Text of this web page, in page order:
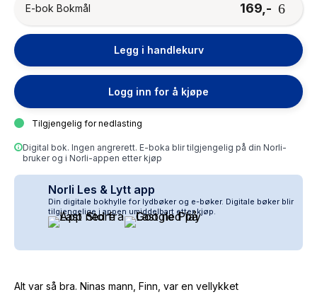
E-bok Bokmål 169,-
Legg i handlekurv
Logg inn for å kjøpe
Tilgjengelig for nedlasting
Digital bok. Ingen angrerett. E-boka blir tilgjengelig på din Norli-
bruker og i Norli-appen etter kjøp
Norli Les & Lytt app
Din digitale bokhylle for lydbøker og e-bøker. Digitale bøker blir
tilgjengelige i appen umiddelbart etter kjøp.
Alt var så bra. Ninas mann, Finn, var en vellykket